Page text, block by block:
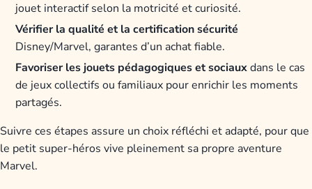
jouet interactif selon la motricité et curiosité.
Vérifier la qualité et la certification sécurité
Disney/Marvel, garantes d’un achat fiable.
Favoriser les jouets pédagogiques et sociauxdans le cas
de jeux collectifs ou familiaux pour enrichir les moments
partagés.
Suivre ces étapes assure un choix réfléchi et adapté, pour que
le petit super-héros vive pleinement sa propre aventure
Marvel.